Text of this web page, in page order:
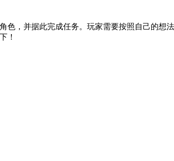
色，并据此完成任务。玩家需要按照自己的
！